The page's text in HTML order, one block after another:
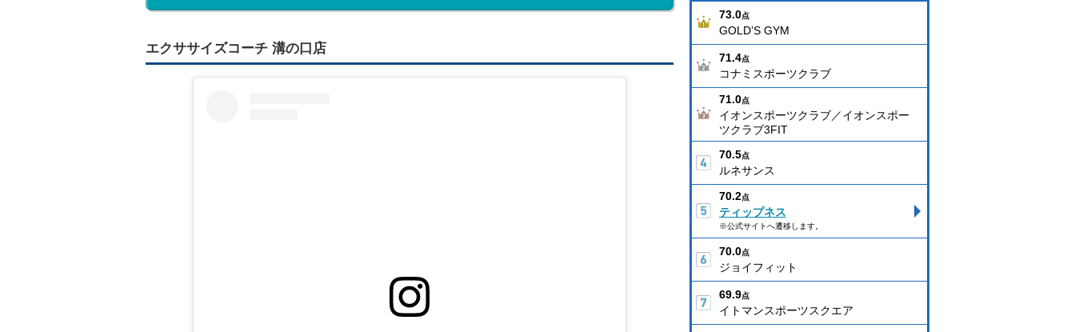
エクササイズコーチ 溝の口店
73.0点
GOLD’S GYM
71.4点
コナミスポーツクラブ
71.0点
イオンスポーツクラブ／イオンスポー
ツクラブ3FIT
70.5点
ルネサンス
70.2点
ティップネス
※公式サイトへ遷移します。
70.0点
ジョイフィット
69.9点
イトマンスポーツスクエア